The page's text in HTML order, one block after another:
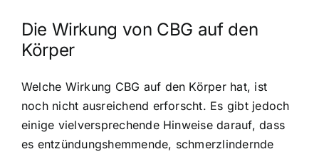
Die Wirkung von CBG auf den
Körper
Welche Wirkung CBG auf den Körper hat, ist
noch nicht ausreichend erforscht. Es gibt jedoch
einige vielversprechende Hinweise darauf, dass
es entzündungshemmende, schmerzlindernde